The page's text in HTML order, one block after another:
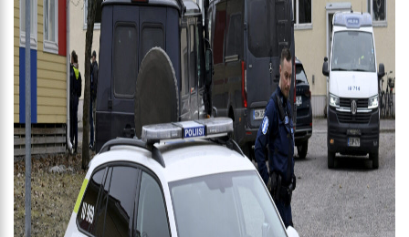
12:37
Inscrições para o Programa Bolsa Idiomas começam nesta
quarta-feira em Manaus
12:24 Homem acusado de m4tar mulher estr4ngulada fica calado
durante audiência em Manaus
12:14 Joe Biden anuncia candidatura à reeleição, em 2024, nos EUA
12:09 Prefeitura intensifica fiscalização de veículos pesados em
vias regulamentadas de Manaus
11:56 SSP-AM recebe comitiva do Governo da Colômbia
11:47 Luana Piovani afirma sofrer com crises de ansiedade após